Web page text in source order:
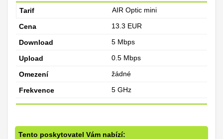
AIR Optic mini
13.3 EUR
5 Mbps
0.5 Mbps
žádné
5 GHz
Tento poskytovatel Vám nabízí: